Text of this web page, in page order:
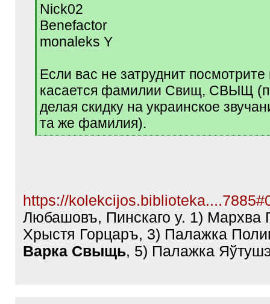
[
qNick02
Benefactor
monaleks Y
Если вас не затруднит посмотрите
касается фамилии Свищ, СВЫЩ
делая скидку на украинское
та же фамилия).
[
https://
Любашовъ, Пинскаго у. 1) Мархва
Хрыстя Горцаръ, 3) Палажка
Варка Свыщь, 5) Палажка